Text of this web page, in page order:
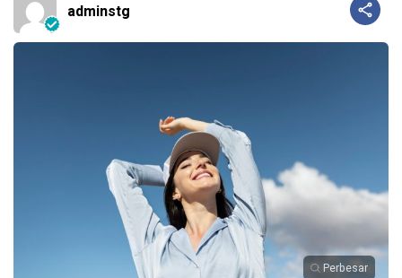
adminstg
Perbesar